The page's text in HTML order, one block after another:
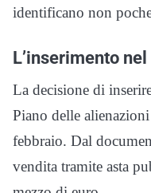
identificano non
L’inserimento
La decisione di
Piano delle
febbraio. Dal
vendita tramite asta